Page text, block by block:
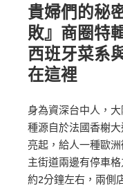
貴婦們的秘
敗』商圈特
西班牙菜系
在這裡
身為資深台中人，
種源自於法國香榭
亮起，給人一種歐
主街道兩邊有停車
約2分鐘左右，兩側